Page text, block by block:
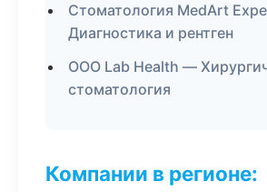
Стоматология MedArt
Диагностика и рентген
ООО Lab Health —
стоматология
Компании в регионе: